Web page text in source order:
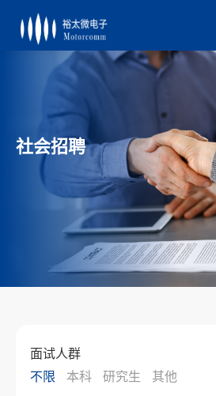
社会招聘
面试人群
不限
本科 研究生
其他